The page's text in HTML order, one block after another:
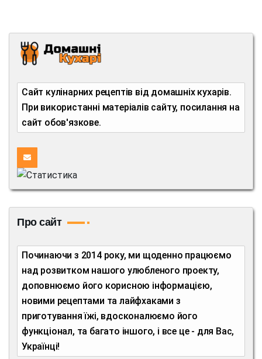
Сайт кулінарних рецептів від домашніх кухарів.
При використанні матеріалів сайту, посилання на
сайт обов'язкове.
Про сайт
Починаючи з 2014 року, ми щоденно працюємо
над розвитком нашого улюбленого проекту,
доповнюємо його корисною інформацією,
новими рецептами та лайфхаками з
приготування їжі, вдосконалюємо його
функціонал, та багато іншого, і все це - для Вас,
Українці!